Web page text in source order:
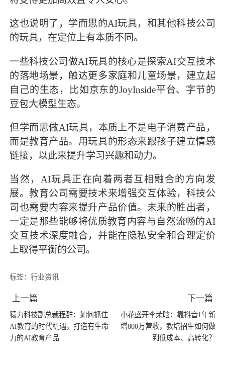
这也说明了，学而思的AI玩具，和其他科技公司
的玩具，在定位上有本质不同。
一些科技公司做AI玩具的核心是探索AI交互技术
的落地场景，触达更多家庭和儿童场景，建立起
自己的生态，比如京东的JoyInside平台、字节的
豆包大模型生态。
但学而思做AI玩具，本质上不是电子消费产品，
而是教育产品。用玩具的形态来跟孩子建立情感
链接，以此来提升学习兴趣和动力。
当然，AI玩具正在向着两者互相融合的方向发
展。教育公司需要技术来增强交互体验，科技公
司也需要内容来提升产品价值。未来的胜出者，
一定是那些能够将优质教育内容与自然流畅的AI
交互技术深度融合，并能在隐私安全和合理定价
上取得平衡的公司。
标签：行业资讯
上一篇
猿力科技副总裁程群：如何抓住
AI教育的时代机遇，打造有生命
力的AI教育产品
下一篇
小花盛开李茉晗：靠抖音1年新
增800万营收，教培招生如何做
到低成本、高转化？